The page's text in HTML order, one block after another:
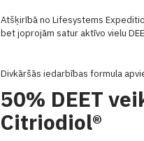
Atšķirībā no Lifesystems
bet joprojām satur aktīvo vielu
Divkāršās iedarbības formula
50% DEET
Citriodiol®